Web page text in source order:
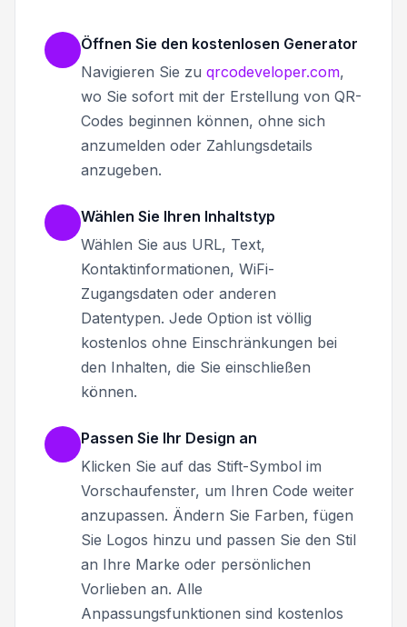
Öffnen Sie den kostenlosen Generator
Navigieren Sie zu qrcodeveloper.com,
wo Sie sofort mit der Erstellung von QR-
Codes beginnen können, ohne sich
anzumelden oder Zahlungsdetails
anzugeben.
Wählen Sie Ihren Inhaltstyp
Wählen Sie aus URL, Text,
Kontaktinformationen, WiFi-
Zugangsdaten oder anderen
Datentypen. Jede Option ist völlig
kostenlos ohne Einschränkungen bei
den Inhalten, die Sie einschließen
können.
Passen Sie Ihr Design an
Klicken Sie auf das Stift-Symbol im
Vorschaufenster, um Ihren Code weiter
anzupassen. Ändern Sie Farben, fügen
Sie Logos hinzu und passen Sie den Stil
an Ihre Marke oder persönlichen
Vorlieben an. Alle
Anpassungsfunktionen sind kostenlos